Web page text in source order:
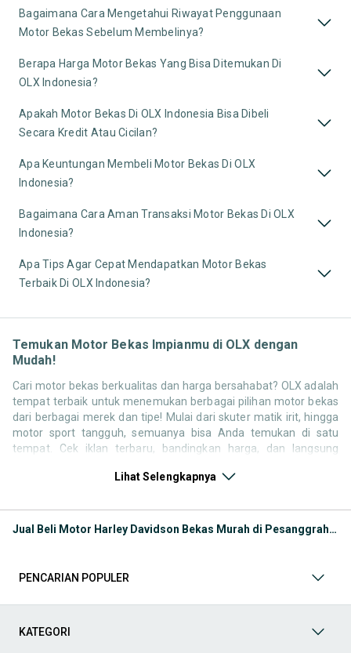
Bagaimana Cara Mengetahui Riwayat Penggunaan
Motor Bekas Sebelum Membelinya?
Berapa Harga Motor Bekas Yang Bisa Ditemukan Di
OLX Indonesia?
Apakah Motor Bekas Di OLX Indonesia Bisa Dibeli
Secara Kredit Atau Cicilan?
Apa Keuntungan Membeli Motor Bekas Di OLX
Indonesia?
Bagaimana Cara Aman Transaksi Motor Bekas Di OLX
Indonesia?
Apa Tips Agar Cepat Mendapatkan Motor Bekas
Terbaik Di OLX Indonesia?
Temukan Motor Bekas Impianmu di OLX dengan
Mudah!
Cari motor bekas berkualitas dan harga bersahabat? OLX adalah
tempat terbaik untuk menemukan berbagai pilihan motor bekas
dari berbagai merek dan tipe! Mulai dari skuter matik irit, hingga
motor sport tangguh, semuanya bisa Anda temukan di satu
tempat. Cek iklan terbaru, bandingkan harga, dan langsung
motor bekas, jangan lewatkan juga kategori pendukung lainnya
atau bekas
Mulai dari box motor, windshield, jok custom, spion, hingga
sekadar menambah kenyamanan berkendara.
Lihat Selengkapnya
Jual Beli Motor Harley Davidson Bekas Murah di Pesanggrahan
PENCARIAN POPULER
KATEGORI